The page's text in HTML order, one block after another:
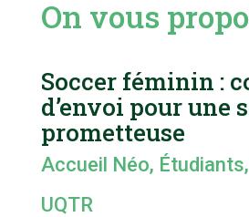
On vous
Soccer féminin :
d’envoi pour une
prometteuse
Accueil Néo, Étudiants,
UQTR